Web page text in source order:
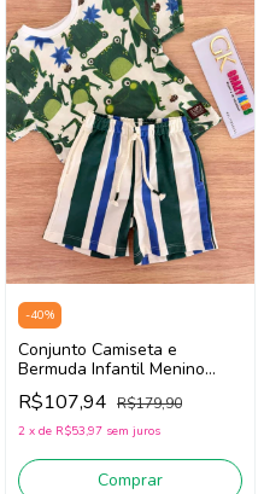
-40%
Conjunto Camiseta e
Bermuda Infantil Menino
Três e Já 62438 ( Verde/Off
White)
R$107,94 R$179,90
2 x de R$53,97 sem juros
Comprar